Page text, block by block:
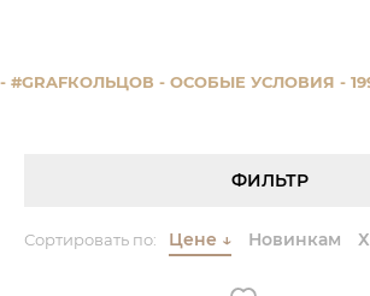
- #GRAFКОЛЬЦОВ - ОСОБЫЕ УСЛОВИЯ -
ФИЛЬТР
Сортировать по: Цене ↓ Новинкам